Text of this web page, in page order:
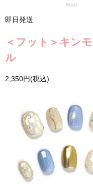
即日発送
＜フット＞キン
ル
2,350円(税込)